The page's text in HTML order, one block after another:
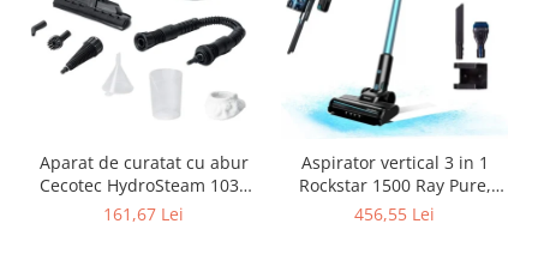
Aparat de curatat cu abur
Cecotec HydroSteam 1030
Active, presiune maxima 3
161,67 Lei
Aspirator vertical 3 in 1
Rockstar 1500 Ray Pure,
Putere 215W, 25.2V Li-Ion,
456,55 Lei